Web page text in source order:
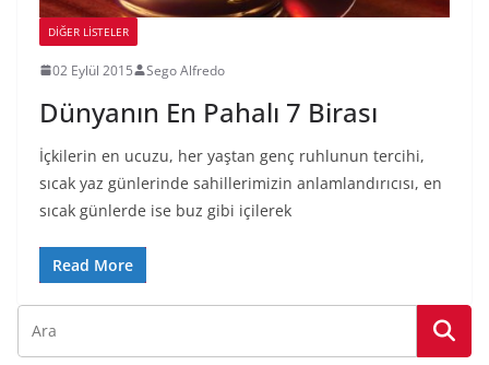
DIĞER LISTELER
02 Eylül 2015 Sego Alfredo
Dünyanın En Pahalı 7 Birası
İçkilerin en ucuzu, her yaştan genç ruhlunun tercihi,
sıcak yaz günlerinde sahillerimizin anlamlandırıcısı, en
sıcak günlerde ise buz gibi içilerek
Read More